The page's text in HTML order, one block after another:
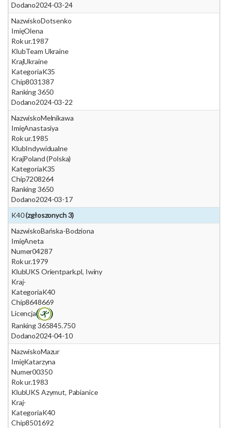
Dodano2024-03-24
NazwiskoDotsenko
ImięOlena
Rok ur.1987
KlubTeam Ukraine
KrajUkraine
KategoriaK35
Chip8031387
Ranking 3650
Dodano2024-03-22
NazwiskoMelnikawa
ImięAnastasiya
Rok ur.1985
KlubIndywidualne
KrajPoland (Polska)
KategoriaK35
Chip7208264
Ranking 3650
Dodano2024-03-17
K40(zgłoszonych 3)
NazwiskoBańska-Bodziona
ImięAneta
Numer04287
Rok ur.1979
KlubUKS Orientpark.pl, Iwiny
Kraj-
KategoriaK40
Chip8648669
Licencja
Ranking 365845.750
Dodano2024-04-10
NazwiskoMazur
ImięKatarzyna
Numer00350
Rok ur.1983
KlubUKS Azymut, Pabianice
Kraj-
KategoriaK40
Chip8501692